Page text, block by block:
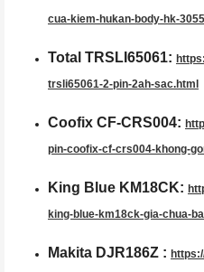
cua-kiem-hukan-body-hk-
Total TRSLI65061:
trsli65061-2-pin-2ah-sac.html
Coofix CF-CRS004:
pin-coofix-cf-crs004-khong-
King Blue KM18CK:
king-blue-km18ck-gia-chua-
Makita DJR186Z :